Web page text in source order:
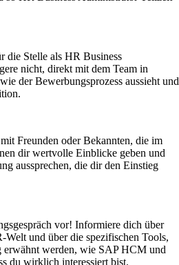
die Stelle als HR Business
nicht, direkt mit dem Team in
der Bewerbungsprozess aussieht und
Freunden oder Bekannten, die im
dir wertvolle Einblicke geben und
aussprechen, die dir den Einstieg
vor! Informiere dich über
Welt und über die spezifischen Tools,
erwähnt werden, wie SAP HCM und
du wirklich interessiert bist.